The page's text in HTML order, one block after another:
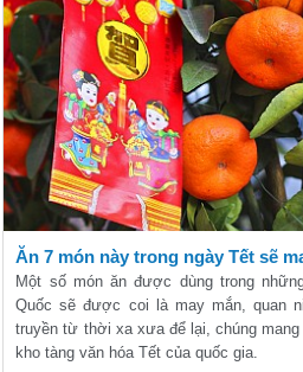
Ăn 7 món này trong ngày Tết sẽ
Một số món ăn được dùng trong
Quốc sẽ được coi là may mắn, quan
truyền từ thời xa xưa để lại, chúng
kho tàng văn hóa Tết của quốc gia.